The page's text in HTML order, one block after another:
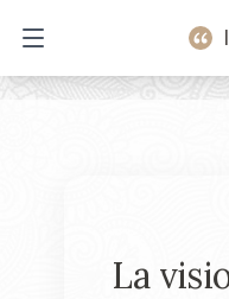
Open main menu
La